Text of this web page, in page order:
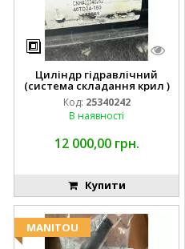
Циліндр гідравлічний
(система складання крил )
Код: 25340242
В наявності
12 000,00 грн.
Купити
MANITOU